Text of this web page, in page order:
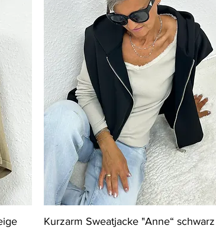
Kurzarm Sweatjacke "Anne“ schwarz